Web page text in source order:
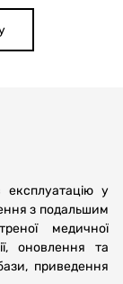
експлуатацію у
з подальшим
медичної
оновлення та
приведення